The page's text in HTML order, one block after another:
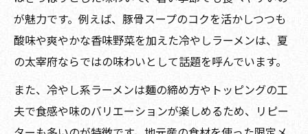
が魅力です。例えば、豚骨スープのコクを活かしつつも
酸味や爽やかな香味野菜を加えた冷やしラーメンは、夏
の太宰府ならではの味わいとして話題を呼んでいます。
また、冷やし系ラーメンは麺の締め方やトッピングの工
夫で食感や味のバリエーションが楽しめるため、リピー